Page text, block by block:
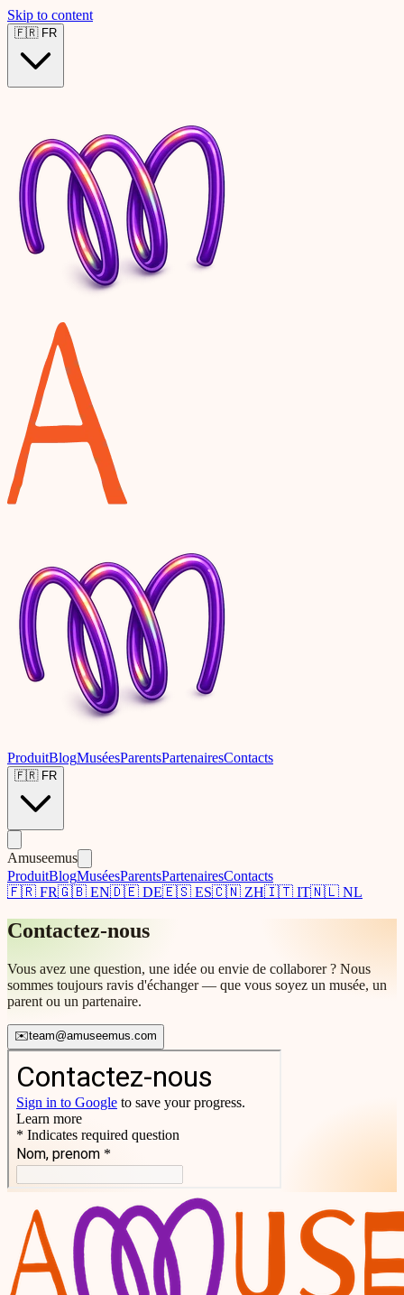
Skip to content
🇫🇷 FR
ProduitBlogMuséesParentsPartenairesContacts
🇫🇷 FR
Amuseemus
ProduitBlogMuséesParentsPartenairesContacts
🇫🇷 FR🇬🇧 EN🇩🇪 DE🇪🇸 ES🇨🇳 ZH🇮🇹 IT🇳🇱 NL
Contactez-nous
Vous avez une question, une idée ou envie de collaborer ? Nous
sommes toujours ravis d'échanger — que vous soyez un musée, un
parent ou un partenaire.
✉️team@amuseemus.com